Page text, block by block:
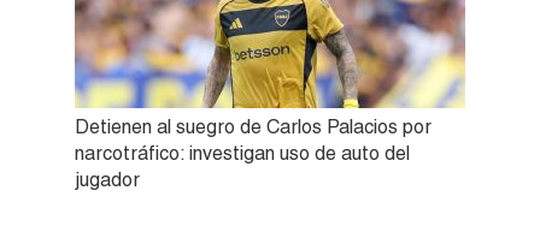
Detienen al suegro de Carlos Palacios por
narcotráfico: investigan uso de auto del
jugador